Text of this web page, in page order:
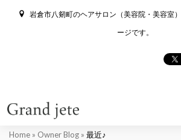
岩倉市八剱町のヘアサロン（美容院・美容室
ージです。
最近♪
Home » Owner Blog » 最近♪